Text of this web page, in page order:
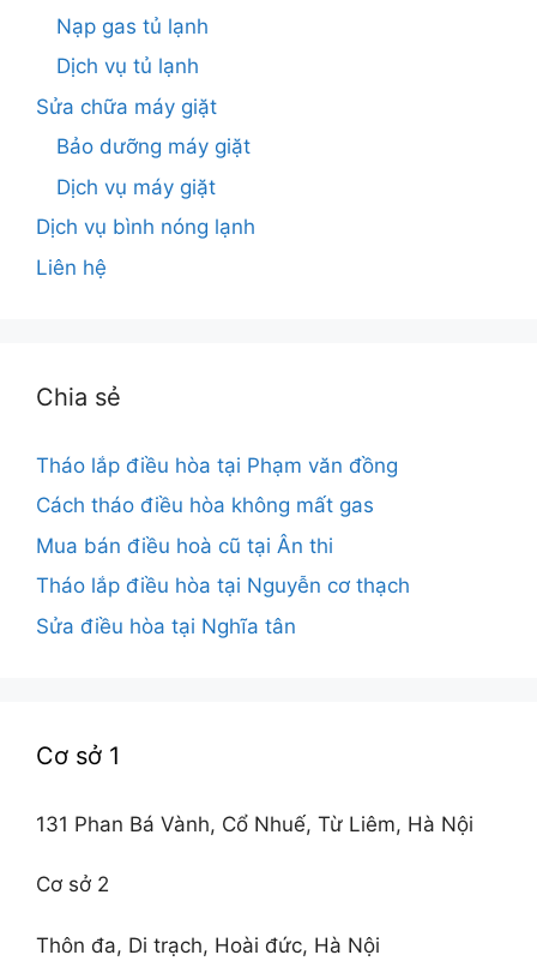
Nạp gas tủ lạnh
Dịch vụ tủ lạnh
Sửa chữa máy giặt
Bảo dưỡng máy giặt
Dịch vụ máy giặt
Dịch vụ bình nóng lạnh
Liên hệ
Chia sẻ
Tháo lắp điều hòa tại Phạm văn đồng
Cách tháo điều hòa không mất gas
Mua bán điều hoà cũ tại Ân thi
Tháo lắp điều hòa tại Nguyễn cơ thạch
Sửa điều hòa tại Nghĩa tân
Cơ sở 1
131 Phan Bá Vành, Cổ Nhuế, Từ Liêm, Hà Nội
Cơ sở 2
Thôn đa, Di trạch, Hoài đức, Hà Nội